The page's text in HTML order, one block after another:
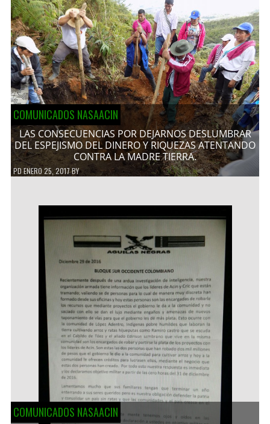
COMUNICADOS NASAACIN
LAS CONSECUENCIAS POR DEJARNOS DESLUMBRAR
DEL ESPEJISMO DEL DINERO Y RIQUEZAS ATENTANDO
CONTRA LA MADRE TIERRA.
PDENERO 25, 2017BY
COMUNICADOS NASAACIN